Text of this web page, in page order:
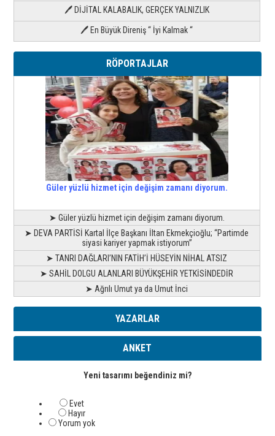
🖊 DİJİTAL KALABALIK, GERÇEK YALNIZLIK
🖊 En Büyük Direniş “ İyi Kalmak “
RÖPORTAJLAR
Güler yüzlü hizmet için değişim zamanı diyorum.
➤ Güler yüzlü hizmet için değişim zamanı diyorum.
➤ DEVA PARTİSİ Kartal İlçe Başkanı İltan Ekmekçioğlu; “Partimde
siyasi kariyer yapmak istiyorum”
➤ TANRI DAĞLARI’NIN FATİH’İ HÜSEYİN NİHAL ATSIZ
➤ SAHİL DOLGU ALANLARI BÜYÜKŞEHİR YETKİSİNDEDİR
➤ Ağrılı Umut ya da Umut İnci
YAZARLAR
ANKET
Yeni tasarımı beğendiniz mi?
Evet
Hayır
Yorum yok